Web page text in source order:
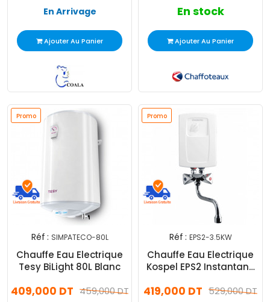
En Arrivage
Ajouter Au Panier
En stock
Ajouter Au Panier
Promo
Réf : SIMPATECO-80L
Chauffe Eau Electrique
Tesy BiLight 80L Blanc
459,000 DT
409,000 DT
Promo
Réf : EPS2-3.5KW
Chauffe Eau Electrique
Kospel EPS2 Instantané
529,000 DT
419,000 DT